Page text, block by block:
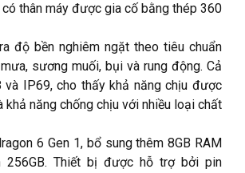
thân máy được gia cố bằng thép 360
độ bền nghiêm ngặt theo tiêu chuẩn
sương muối, bụi và rung động. Cả
IP69, cho thấy khả năng chịu được
năng chống chịu với nhiều loại chất
6 Gen 1, bổ sung thêm 8GB RAM
256GB. Thiết bị được hỗ trợ bởi pin